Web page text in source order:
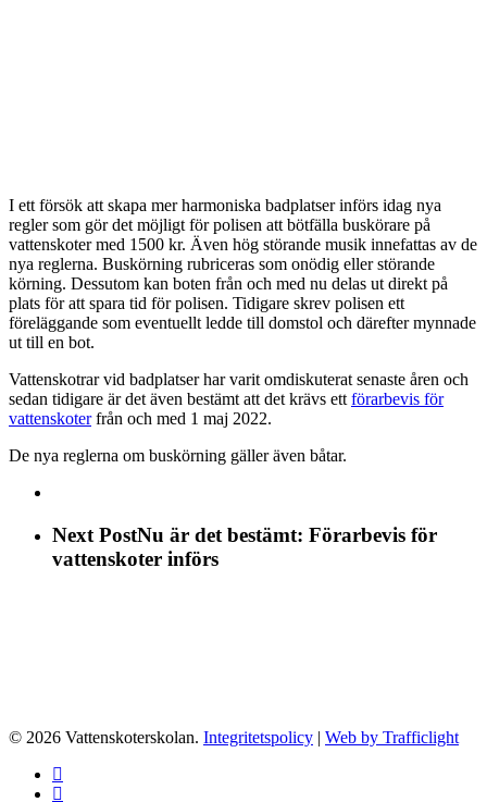
I ett försök att skapa mer harmoniska badplatser införs idag nya
regler som gör det möjligt för polisen att bötfälla buskörare på
vattenskoter med 1500 kr. Även hög störande musik innefattas av de
nya reglerna. Buskörning rubriceras som onödig eller störande
körning. Dessutom kan boten från och med nu delas ut direkt på
plats för att spara tid för polisen. Tidigare skrev polisen ett
föreläggande som eventuellt ledde till domstol och därefter mynnade
ut till en bot.
Vattenskotrar vid badplatser har varit omdiskuterat senaste åren och
sedan tidigare är det även bestämt att det krävs ett förarbevis för
vattenskoterfrån och med 1 maj 2022.
De nya reglerna om buskörning gäller även båtar.
Next PostNu är det bestämt: Förarbevis för
vattenskoter införs
© 2026 Vattenskoterskolan. Integritetspolicy | Web by Trafficlight
facebook
instagram